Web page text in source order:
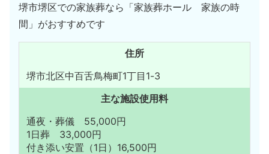
堺市堺区での家族葬なら「家族葬ホール 家族の時
間」がおすすめです
住所
堺市北区中百舌鳥梅町1丁目1-3
主な施設使用料
通夜・葬儀 55,000円
1日葬 33,000円
付き添い安置（1日）16,500円